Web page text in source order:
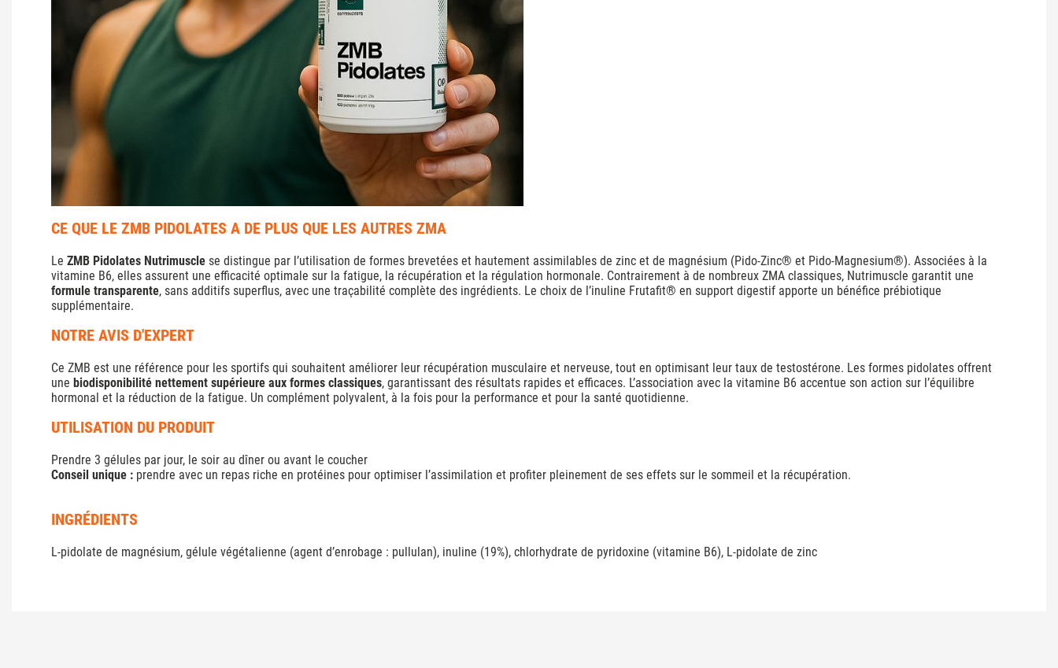
CE QUE LE ZMB PIDOLATES A DE PLUS QUE LES AUTRES ZMA
Le ZMB Pidolates Nutrimuscle se distingue par l’utilisation de formes brevetées et hautement assimilables de zinc et de magnésium (Pido-Zinc® et Pido-Magnesium®). Associées à la
vitamine B6, elles assurent une efficacité optimale sur la fatigue, la récupération et la régulation hormonale. Contrairement à de nombreux ZMA classiques, Nutrimuscle garantit une
formule transparente, sans additifs superflus, avec une traçabilité complète des ingrédients. Le choix de l’inuline Frutafit® en support digestif apporte un bénéfice prébiotique
supplémentaire.
NOTRE AVIS D'EXPERT
Ce ZMB est une référence pour les sportifs qui souhaitent améliorer leur récupération musculaire et nerveuse, tout en optimisant leur taux de testostérone. Les formes pidolates offrent
une biodisponibilité nettement supérieure aux formes classiques, garantissant des résultats rapides et efficaces. L’association avec la vitamine B6 accentue son action sur l’équilibre
hormonal et la réduction de la fatigue. Un complément polyvalent, à la fois pour la performance et pour la santé quotidienne.
UTILISATION DU PRODUIT
Prendre 3 gélules par jour, le soir au dîner ou avant le coucher
Conseil unique : prendre avec un repas riche en protéines pour optimiser l’assimilation et profiter pleinement de ses effets sur le sommeil et la récupération.
INGRÉDIENTS
L-pidolate de magnésium, gélule végétalienne (agent d’enrobage : pullulan), inuline (19%), chlorhydrate de pyridoxine (vitamine B6), L-pidolate de zinc